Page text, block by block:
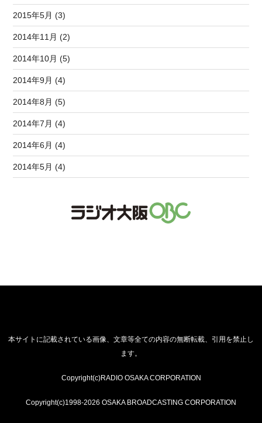
2015年5月 (3)
2014年11月 (2)
2014年10月 (5)
2014年9月 (4)
2014年8月 (5)
2014年7月 (4)
2014年6月 (4)
2014年5月 (4)
本サイトに記載されている画像、文章等全ての内容の無断転載、引用を禁止し
ます。
Copyright(c)RADIO OSAKA CORPORATION
Copyright(c)1998-2026 OSAKA BROADCASTING CORPORATION